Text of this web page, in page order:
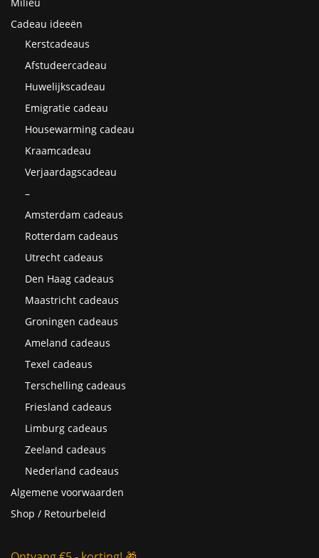
Cadeau ideeën
Kerstcadeaus
Afstudeercadeau
Huwelijkscadeau
Emigratie cadeau
Housewarming cadeau
Kraamcadeau
Verjaardagscadeau
–
Amsterdam cadeaus
Rotterdam cadeaus
Utrecht cadeaus
Den Haag cadeaus
Maastricht cadeaus
Groningen cadeaus
Ameland cadeaus
Texel cadeaus
Terschelling cadeaus
Friesland cadeaus
Limburg cadeaus
Zeeland cadeaus
Nederland cadeaus
Algemene voorwaarden
Shop / Retourbeleid